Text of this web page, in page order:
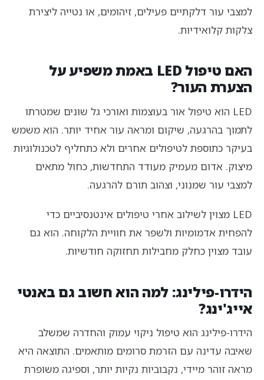
למצבי עור דלקתיים פעילים, זיהומים, או נטייה ליצירת
צלקות קלואידיות.
האם טיפול LED באמת משפיע על
הצערת העור?
LED הוא טיפול אור בעוצמות ואורכי גל שונים שמטרתו
לתמוך בהרגעה, שיקום ומראה עור אחיד יותר. הוא משמש
בעיקר כתוספת לטיפולים אחרים ולא כתחליף לטכנולוגיות
מיצוק. אדום מעמיק מעודד התחדשות, כחול מתאים
למצבי עור שמנוני, וצהוב תורם להרגעה.
LED מצוין לשילוב אחרי טיפולים אינטנסיביים כדי
להפחית אדמומיות ולשפר את חוויית הלקוחה. הוא גם
עובד מצוין כחלק מחבילות תחזוקה חודשיות.
הידרו-פילינג: למה הוא חשוב גם באנטי
אייג'ינג?
הידרו-פילינג הוא טיפול ניקוי עמוק והחדרה שמשלב
שאיבה עדינה עם הזרמת סרומים מותאמים. התוצאה היא
מראה זוהר מיידי, נקבוביות נקיות יותר, וספיגה משופרת